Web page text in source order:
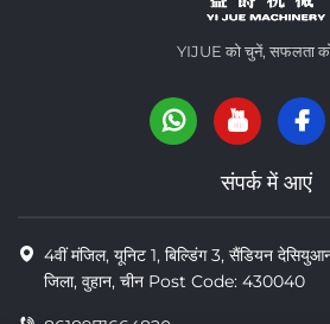
YIJUE को चुनें, सफलता
संपर्क में आएं
4वीं मंजिल, यूनिट 1, बिल्डिंग 3, सैंडियन
जिला, वुहान, चीन Post Code: 430040